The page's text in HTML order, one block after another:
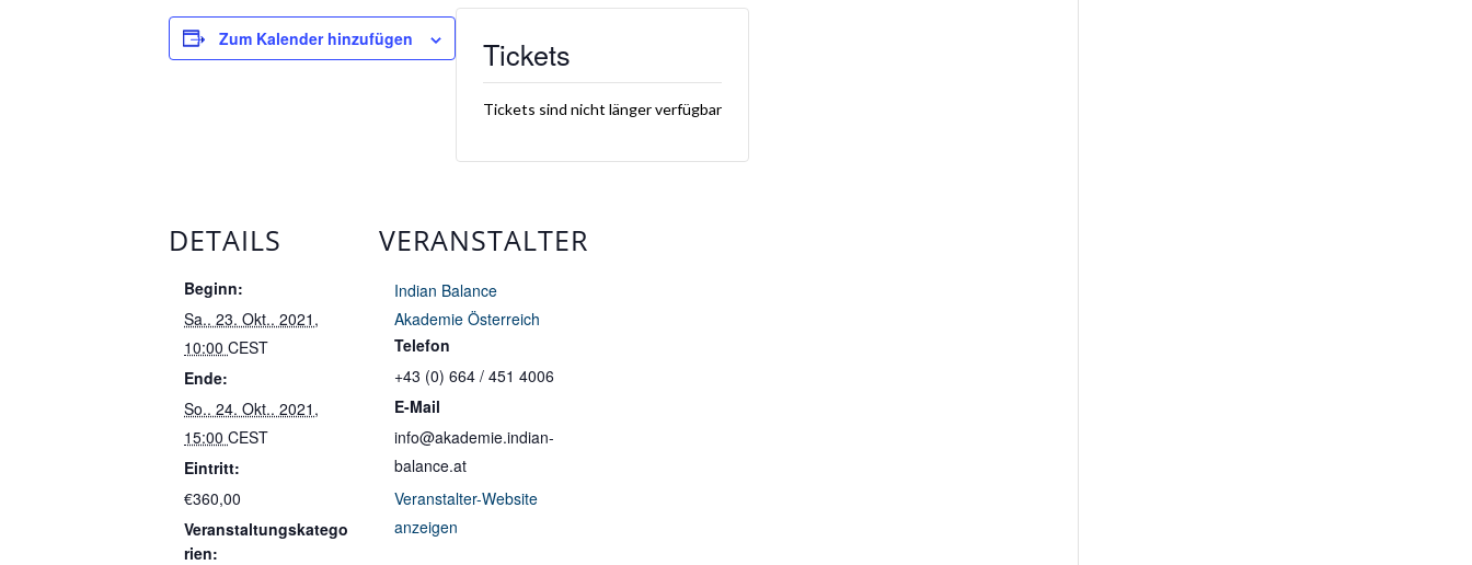
Zum Kalender hinzufügen Tickets
Tickets sind nicht länger verfügbar
DETAILS
Beginn:
Sa.. 23. Okt.. 2021,
10:00CEST
Ende:
So.. 24. Okt.. 2021,
15:00CEST
Eintritt:
€360,00
Veranstaltungskatego
rien:
VERANSTALTER
Indian Balance
Akademie Österreich
Telefon
+43 (0) 664 / 451 4006
E-Mail
info@akademie.indian-
balance.at
Veranstalter-Website
anzeigen